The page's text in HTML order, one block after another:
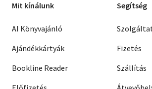
Mit kínálunk
AI Könyvajánló
Ajándékkártyák
Bookline Reader
Segítség
Fizetés
Szállítás